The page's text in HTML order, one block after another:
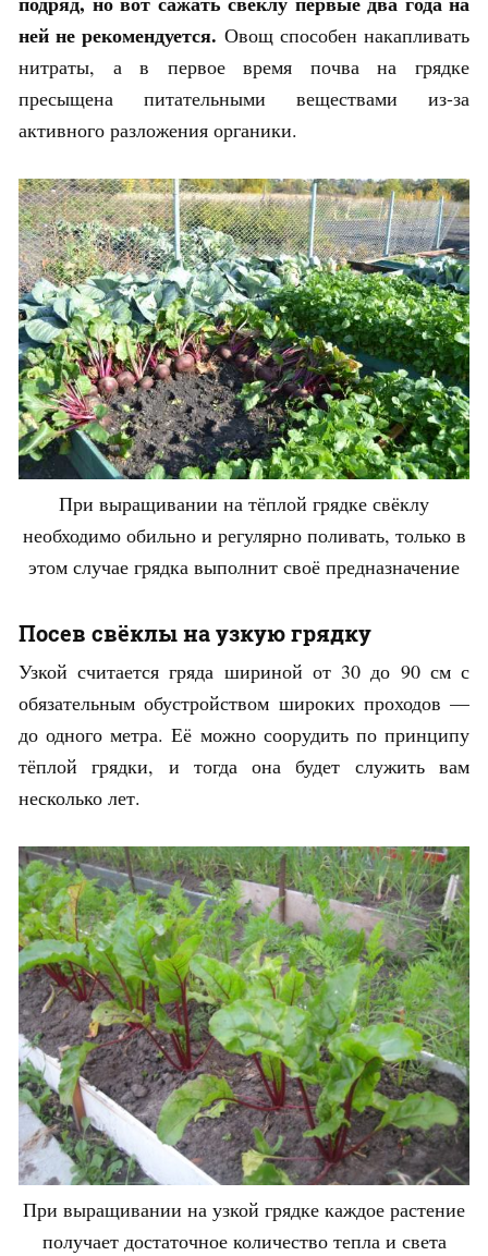
ней не рекомендуется. Овощ способен накапливать
нитраты, а в первое время почва на грядке
пресыщена питательными веществами из-за
активного разложения органики.
При выращивании на тёплой грядке свёклу
необходимо обильно и регулярно поливать, только в
этом случае грядка выполнит своё предназначение
Посев свёклы на узкую грядку
Узкой считается гряда шириной от 30 до 90 см с
обязательным обустройством широких проходов —
до одного метра. Её можно соорудить по принципу
тёплой грядки, и тогда она будет служить вам
несколько лет.
При выращивании на узкой грядке каждое растение
получает достаточное количество тепла и света